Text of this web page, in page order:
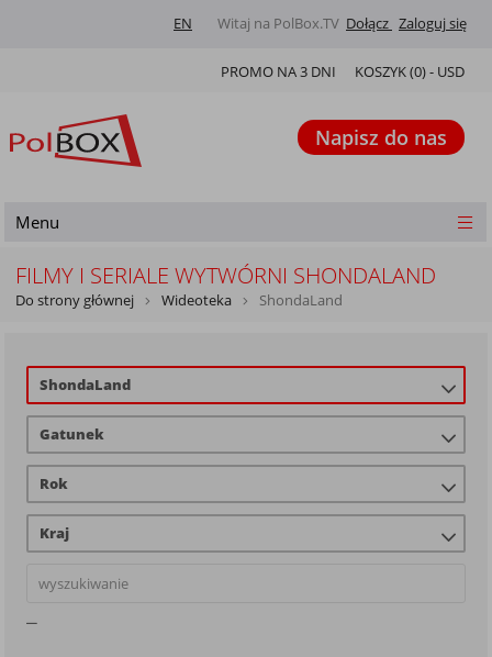
Witaj na PolBox.TV Dołącz Zaloguj się
EN
KOSZYK (0) - USD
PROMO NA 3 DNI
Napisz do nas
Menu
FILMY I SERIALE WYTWÓRNI SHONDALAND
Do strony głównej Wideoteka ShondaLand
ShondaLand
Gatunek
Rok
Kraj